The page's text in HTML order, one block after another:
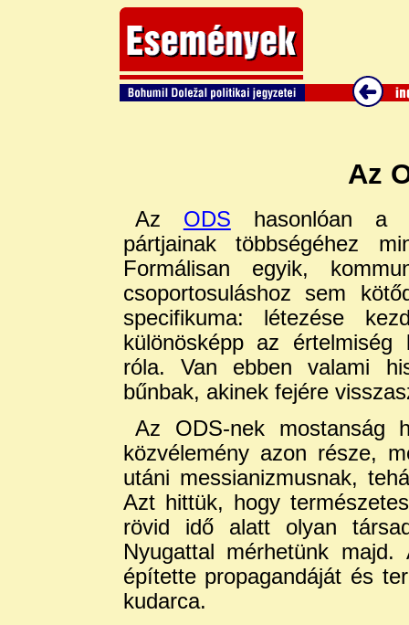
Az
Az ODS hasonlóan a
pártjainak többségéhez
Formálisan egyik,
csoportosuláshoz sem
specifikuma: létezése
különösképp az értelmiség
róla. Van ebben valami
bűnbak, akinek fejére
Az ODS-nek mostanság
közvélemény azon része,
utáni messianizmusnak,
Azt hittük, hogy
rövid idő alatt olyan
Nyugattal mérhetünk
építette propagandáját és
kudarca.